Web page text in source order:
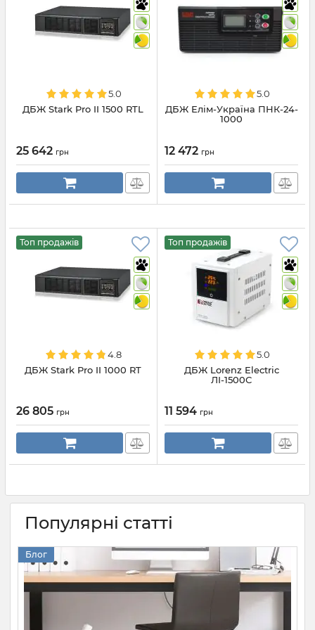
5.0
ДБЖ Stark Pro II 1500 RTL
25 642 грн
5.0
ДБЖ Елім-Україна ПНК-24-
1000
12 472 грн
Топ продажів
4.8
ДБЖ Stark Pro II 1000 RT
26 805 грн
Топ продажів
5.0
ДБЖ Lorenz Electric
ЛІ-1500С
11 594 грн
Популярні статті
Блог